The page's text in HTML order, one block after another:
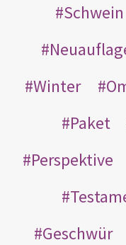
Schwein
Winter
Paket
Perspektive
Geschwür